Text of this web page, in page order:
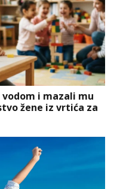
i mazali mu
žene iz vrtića za